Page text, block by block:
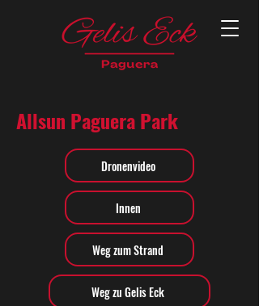
Allsun Paguera Park
Dronenvideo
Innen
Weg zum Strand
Weg zu Gelis Eck